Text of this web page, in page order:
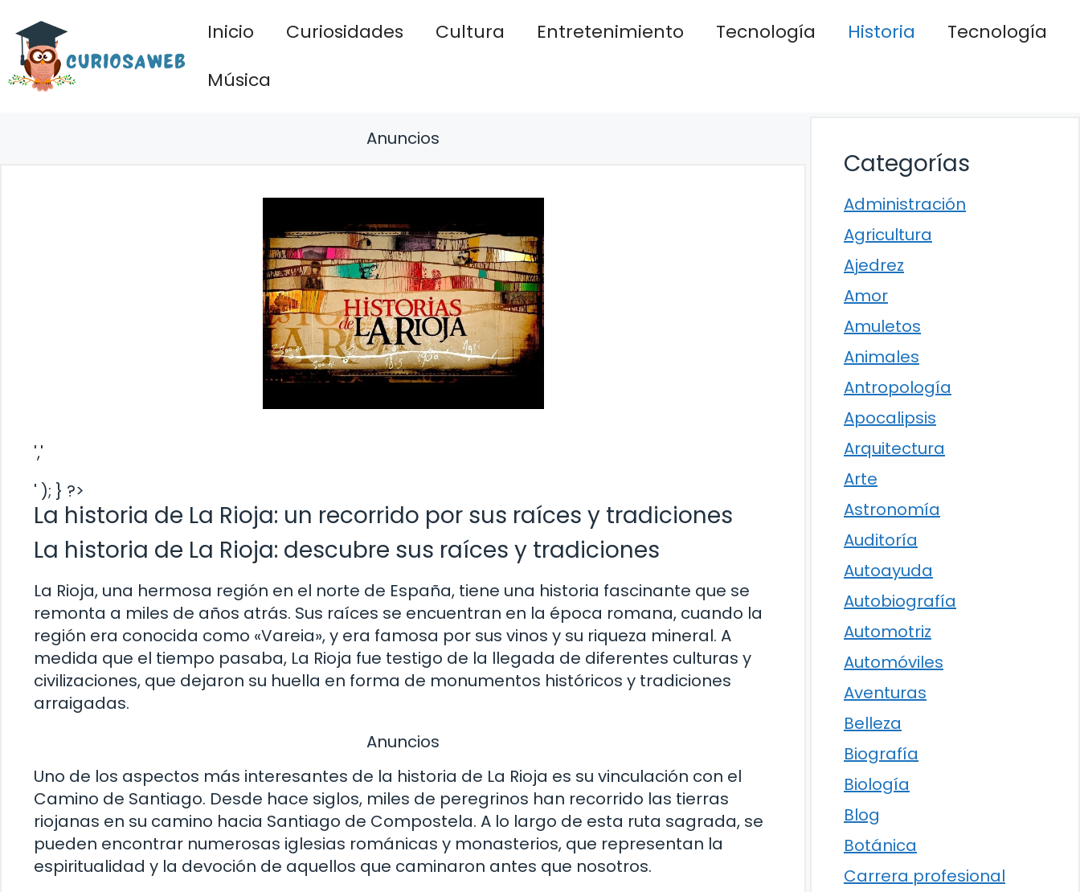
contenido
Inicio Curiosidades Cultura Entretenimiento Tecnología Historia
Tecnología
Música
Anuncios
','
' ); } ?>
La historia de La Rioja: un recorrido por sus raíces y tradiciones
La historia de La Rioja: descubre sus raíces y tradiciones
La Rioja, una hermosa región en el norte de España, tiene una historia fascinante que se
remonta a miles de años atrás. Sus raíces se encuentran en la época romana, cuando la
región era conocida como «Vareia», y era famosa por sus vinos y su riqueza mineral. A
medida que el tiempo pasaba, La Rioja fue testigo de la llegada de diferentes culturas y
civilizaciones, que dejaron su huella en forma de monumentos históricos y tradiciones
arraigadas.
Anuncios
Uno de los aspectos más interesantes de la historia de La Rioja es su vinculación con el
Camino de Santiago. Desde hace siglos, miles de peregrinos han recorrido las tierras
riojanas en su camino hacia Santiago de Compostela. A lo largo de esta ruta sagrada, se
pueden encontrar numerosas iglesias románicas y monasterios, que representan la
espiritualidad y la devoción de aquellos que caminaron antes que nosotros.
Categorías
Administración
Agricultura
Ajedrez
Amor
Amuletos
Animales
Antropología
Apocalipsis
Arquitectura
Arte
Astronomía
Auditoría
Autoayuda
Autobiografía
Automotriz
Automóviles
Aventuras
Belleza
Biografía
Biología
Blog
Botánica
Carrera profesional